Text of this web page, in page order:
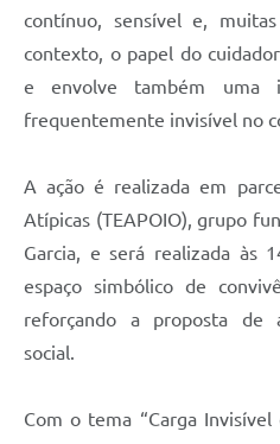
contínuo, sensível e,
contexto, o papel do
e envolve também uma
frequentemente invisível no
A ação é realizada em
Atípicas (TEAPOIO), grupo
Garcia, e será realizada às
espaço simbólico de
reforçando a proposta de
social.
Com o tema “Carga